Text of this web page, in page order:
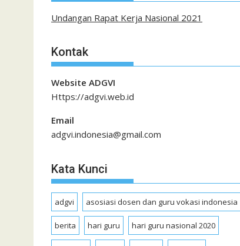
Undangan Rapat Kerja Nasional 2021
Kontak
Website ADGVI
Https://adgvi.web.id
Email
adgvi.indonesia@gmail.com
Kata Kunci
adgvi asosiasi dosen dan guru vokasi indonesia
berita hari guru hari guru nasional 2020